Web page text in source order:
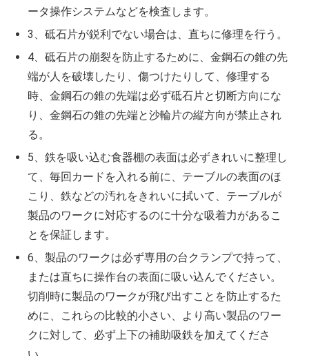
ータ操作システムなどを検査します。
3、砥石片が鋭利でない場合は、直ちに修理を行う。
4、砥石片の崩裂を防止するために、金鋼石の錐の先
端が人を破壊したり、傷つけたりして、修理する
時、金鋼石の錐の先端は必ず砥石片と切断方向にな
り、金鋼石の錐の先端と沙輪片の縦方向が禁止され
る。
5、鉄を吸い込む食器棚の表面は必ずきれいに整理し
て、毎回カードを入れる前に、テーブルの表面のほ
こり、鉄などの汚れをきれいに拭いて、テーブルが
製品のワークに対応するのに十分な吸着力があるこ
とを保証します。
6、製品のワークは必ず専用の台クランプで持って、
または直ちに操作台の表面に吸い込んでください。
切削時に製品のワークが飛び出すことを防止するた
めに、これらの比較的小さい、より高い製品のワー
クに対して、必ず上下の補助吸鉄を加えてくださ